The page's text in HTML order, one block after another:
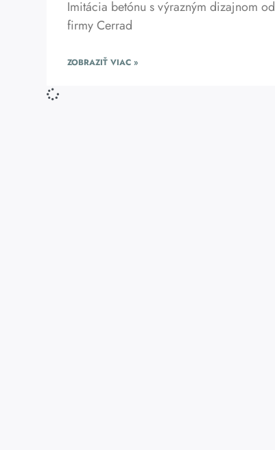
Imitácia betónu s výrazným dizajnom od
firmy Cerrad
ZOBRAZIŤ VIAC »